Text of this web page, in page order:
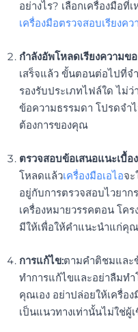
อย่างไร? เลือกเครื่องมือ
เครื่องมือตรวจสอบเรียงค
กำลังอัพโหลดเรียงความข
เสร็จแล้ว ขั้นตอนต่อไปที่จ
รองรับประเภทไฟล์ใด ไม่
ข้อความธรรมดา โปรดจำ
ต้องการของคุณ
ตรวจสอบข้อเสนอแนะเบื้อ
โหลดแล้วเครื่องมือเอไอจ
อยู่กับการตรวจสอบไวยาก
เครื่องหมายวรรคตอน โค
มีให้เพื่อให้คำแนะนำแก่คุณ
การแก้ไข:ตามคำติชมและ
ทำการแก้ไขและอย่าลืมทำ
คุณเอง อย่าปล่อยให้เครื่อ
เป็นแนวทางเท่านั้นไม่ใช่ผู้